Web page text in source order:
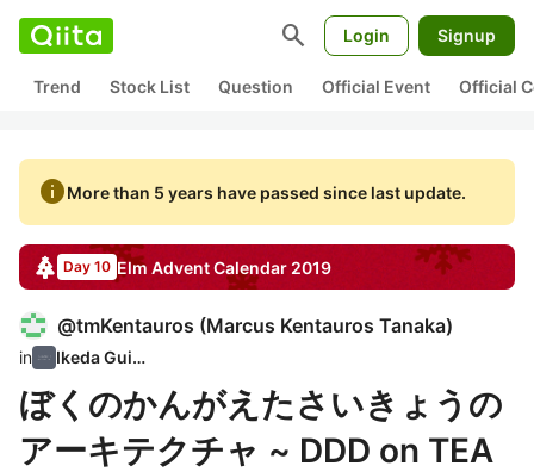
search Login Signup
Trend Stock List Question Official Event Official
infoMore than 5 years have passed since last update.
Day 10 Elm Advent Calendar 2019
@tmKentauros (Marcus Kentauros Tanaka)
in Ikeda Guild
ぼくのかんがえたさいきょうの
アーキテクチャ ~ DDD on TEA